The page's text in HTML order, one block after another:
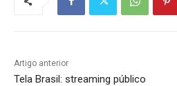
Artigo anterior
Tela Brasil: streaming público